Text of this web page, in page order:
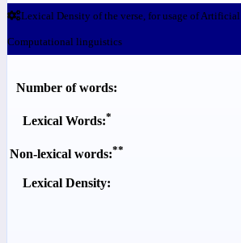
Lexical Density of the verse, for usage of
Computational linguistics
Number of words:
Lexical Words:*
Non-lexical words:**
Lexical Density: